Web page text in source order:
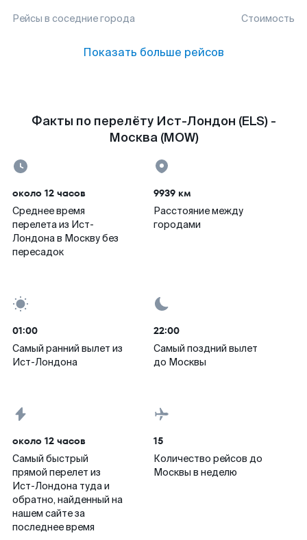
Рейсы в соседние города Стоимость
Показать больше рейсов
Факты по перелёту Ист-Лондон (ELS) -
Москва (MOW)
около 12 часов
Среднее время
перелета из Ист-
Лондона в Москву без
пересадок
9939 км
Расстояние между
городами
01:00
Самый ранний вылет из
Ист-Лондона
22:00
Самый поздний вылет
до Москвы
около 12 часов
Самый быстрый
прямой перелет из
Ист-Лондона туда и
обратно, найденный на
нашем сайте за
последнее время
15
Количество рейсов до
Москвы в неделю